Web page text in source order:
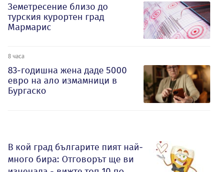
Земетресение близо до
турския курортен град
Мармарис
8 часа
83-годишна жена даде 5000
евро на ало измамници в
Бургаско
В кой град българите пият най-
много бира: Отговорът ще ви